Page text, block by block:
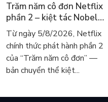
Trăm năm cô đơn Netflix
phần 2 – kiệt tác Nobel
trở lại màn ảnh, dòng
người tìm đọc lại García
Márquez
Từ ngày 5/8/2026, Netflix
chính thức phát hành phần 2
của “Trăm năm cô đơn” —
bản chuyển thể kiệt...